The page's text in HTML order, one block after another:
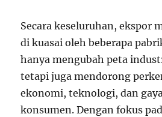
Secara keseluruhan, ekspor
di kuasai oleh beberapa
hanya mengubah peta
tetapi juga mendorong
ekonomi, teknologi, dan
konsumen. Dengan fokus